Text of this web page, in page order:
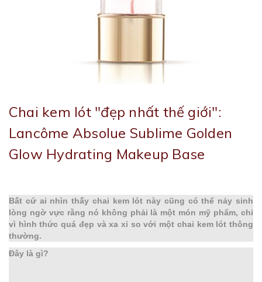
Chai kem lót "đẹp nhất thế giới":
Lancôme Absolue Sublime Golden
Glow Hydrating Makeup Base
Bất cứ ai nhìn thấy chai kem lót này cũng có thể nảy sinh
lòng ngờ vực rằng nó không phải là một món mỹ phẩm, chỉ
vì hình thức quá đẹp và xa xỉ so với một chai kem lót thông
thường.
Đây là gì?